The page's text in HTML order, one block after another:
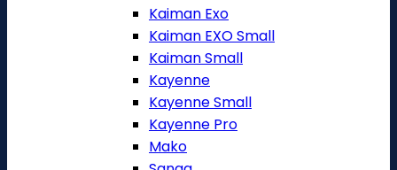
Kaiman Exo
Kaiman EXO Small
Kaiman Small
Kayenne
Kayenne Small
Kayenne Pro
Mako